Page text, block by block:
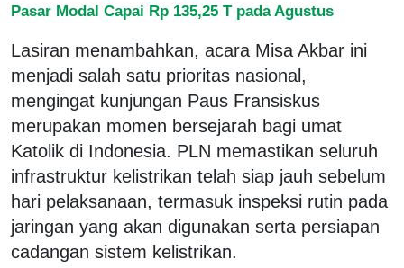
Pasar Modal Capai Rp 135,25 T pada Agustus
Lasiran menambahkan, acara Misa Akbar ini
menjadi salah satu prioritas nasional,
mengingat kunjungan Paus Fransiskus
merupakan momen bersejarah bagi umat
Katolik di Indonesia. PLN memastikan seluruh
infrastruktur kelistrikan telah siap jauh sebelum
hari pelaksanaan, termasuk inspeksi rutin pada
jaringan yang akan digunakan serta persiapan
cadangan sistem kelistrikan.